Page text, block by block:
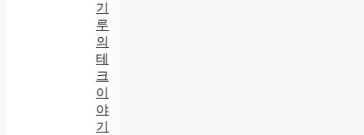
기
루
의
테
크
이
야
기